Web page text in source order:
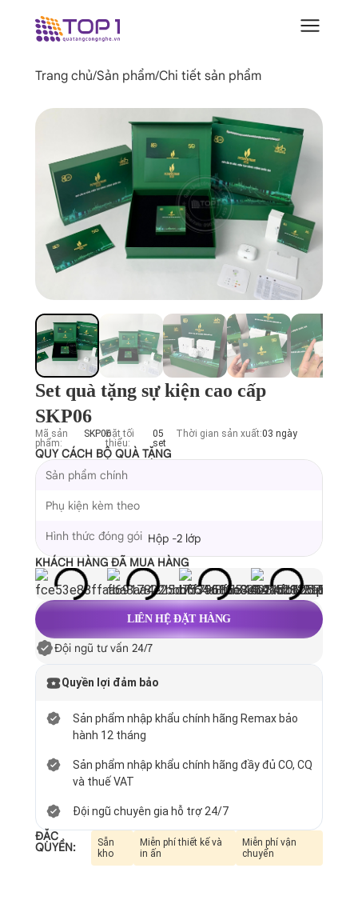
Trang chủ/Sản phẩm/Chi tiết sản phẩm
Set quà tặng sự kiện cao cấp
SKP06
Mã sản
phẩm:
SKP06Đặt tối
thiểu:
05
set
Thời gian sản xuất:03 ngày
QUY CÁCH BỘ QUÀ TẶNG
Sản phẩm chính
Phụ kiện kèm theo
Hình thức đóng gói Hộp -2 lớp
KHÁCH HÀNG ĐÃ MUA HÀNG
LIÊN HỆ ĐẶT HÀNG
Đội ngũ tư vấn 24/7
Quyền lợi đảm bảo
Sản phẩm nhập khẩu chính hãng Remax bảo
hành 12 tháng
Sản phẩm nhập khẩu chính hãng đầy đủ CO, CQ
và thuế VAT
Đội ngũ chuyên gia hỗ trợ 24/7
ĐẶC
QUYỀN:
Sẵn
kho
Miễn phí thiết kế và
in ấn
Miễn phí vận
chuyển